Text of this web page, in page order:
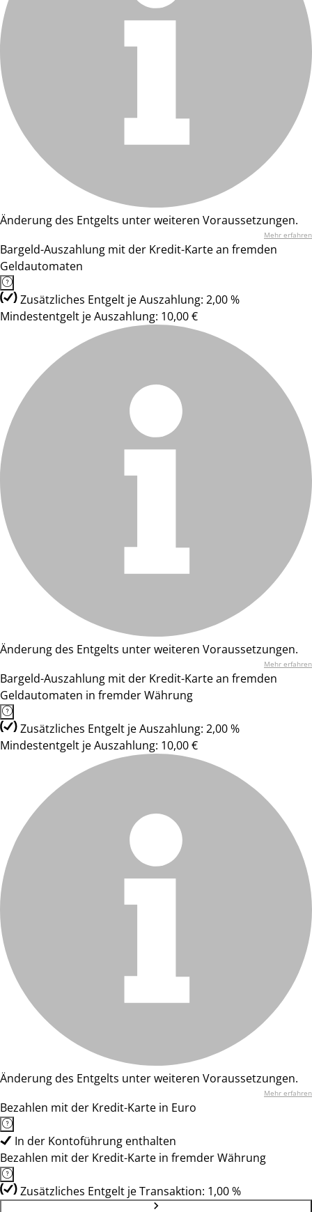
Änderung des Entgelts unter weiteren Voraussetzungen.
Mehr erfahren
Bargeld-Auszahlung mit der Kredit-Karte an fremden
Geldautomaten
Zusätzliches Entgelt je Auszahlung: 2,00 %
Mindestentgelt je Auszahlung: 10,00 €
Änderung des Entgelts unter weiteren Voraussetzungen.
Mehr erfahren
Bargeld-Auszahlung mit der Kredit-Karte an fremden
Geldautomaten in fremder Währung
Zusätzliches Entgelt je Auszahlung: 2,00 %
Mindestentgelt je Auszahlung: 10,00 €
Änderung des Entgelts unter weiteren Voraussetzungen.
Mehr erfahren
Bezahlen mit der Kredit-Karte in Euro
In der Kontoführung enthalten
Bezahlen mit der Kredit-Karte in fremder Währung
Zusätzliches Entgelt je Transaktion: 1,00 %